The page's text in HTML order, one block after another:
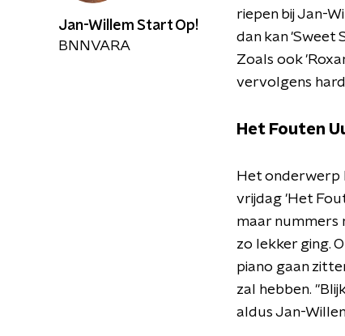
riepen bij Jan-
dan kan 'Sweet
Zoals ook
vervolgens
Het Fouten
Het onderwerp
vrijdag 'Het
maar nummers
zo lekker ging.
piano gaan
zal hebben.
aldus Jan-
Jan-Willem Start Op!
BNNVARA